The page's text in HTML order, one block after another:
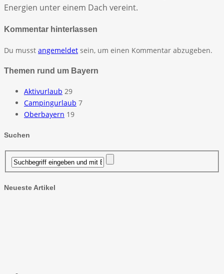
Energien unter einem Dach vereint.
Kommentar hinterlassen
Du musst angemeldet sein, um einen Kommentar abzugeben.
Themen rund um Bayern
Aktivurlaub 29
Campingurlaub 7
Oberbayern 19
Suchen
Neueste Artikel